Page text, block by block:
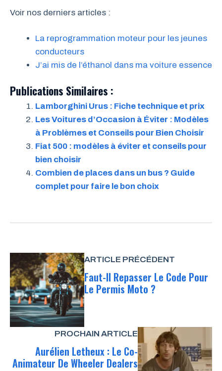
Voir nos derniers articles :
La reprogrammation moteur pour les jeunes
conducteurs
J’ai mis de l’éthanol dans ma voiture essence
Publications Similaires :
Lamborghini Urus : Fiche technique et prix
Les Voitures d’Occasion à Éviter : Modèles
à Problèmes et Conseils pour Bien Choisir
Fiat 500 : modèles à éviter et conseils pour
bien choisir
Combien de places dans un bus ? Guide
complet pour faire le bon choix
ARTICLE PRÉCÉDENT
Faut-Il Repasser Le Code Pour
Le Permis Moto ?
PROCHAIN ARTICLE
Aurélien Letheux : Le Co-
Animateur De Wheeler Dealers